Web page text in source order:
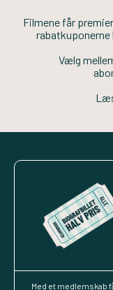
Filmene får
rabatkuponerne
Vælg
Med et medlemskab